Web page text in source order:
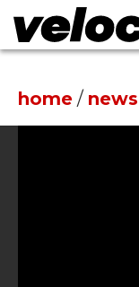
home / news